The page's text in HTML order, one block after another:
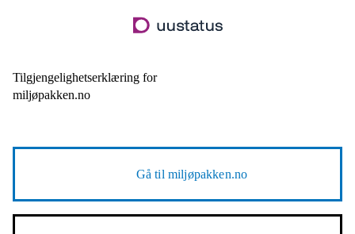
til
Tilgjengelighetserklæring for
miljøpakken.no
Gå til miljøpakken.no